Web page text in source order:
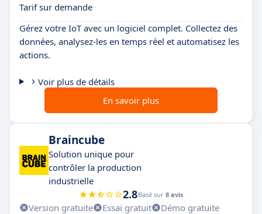
Tarif sur demande
Gérez votre IoT avec un logiciel complet. Collectez des
données, analysez-les en temps réel et automatisez les
actions.
Voir plus de détails
En savoir plus
Braincube
Solution unique pour
contrôler la production
industrielle
2.8Basé sur 8 avis
Version gratuite Essai gratuit
Démo gratuite